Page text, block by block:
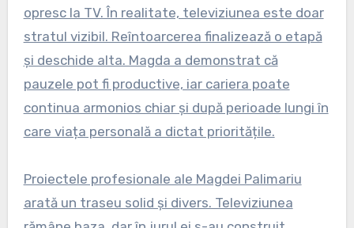
opresc la TV. În realitate, televiziunea este doar
stratul vizibil. Reîntoarcerea fi­nalizează o etapă
și deschide alta. Magda a demonstrat că
pauzele pot fi productive, iar cariera poate
continua armonios chiar și după perioade lungi în
care viața personală a dictat prioritățile.
Proiectele profesionale ale Magdei Palimariu
arată un traseu solid și divers. Televiziunea